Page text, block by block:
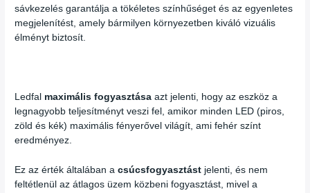
sávkezelés garantálja a tökéletes színhűséget és az egyenletes
megjelenítést, amely bármilyen környezetben kiváló vizuális
élményt biztosít.
Ledfal maximális fogyasztása azt jelenti, hogy az eszköz a
legnagyobb teljesítményt veszi fel, amikor minden LED (piros,
zöld és kék) maximális fényerővel világít, ami fehér színt
eredményez.
Ez az érték általában acsúcsfogyasztást jelenti, és nem
feltétlenül az átlagos üzem közbeni fogyasztást, mivel a